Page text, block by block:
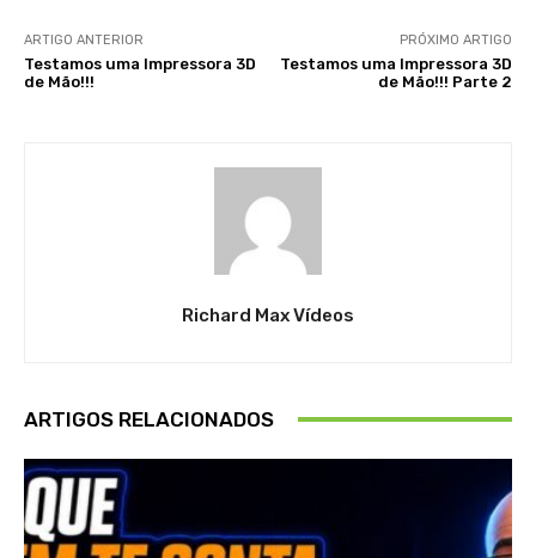
ARTIGO ANTERIOR
Testamos uma Impressora 3D
de Mão!!!
PRÓXIMO ARTIGO
Testamos uma Impressora 3D
de Mão!!! Parte 2
Richard Max Vídeos
ARTIGOS RELACIONADOS